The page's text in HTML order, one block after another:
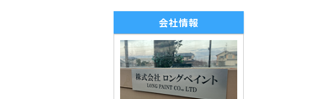
会社情報